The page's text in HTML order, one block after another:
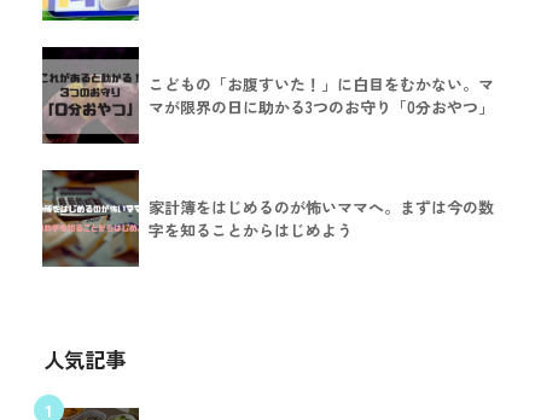
こどもの「お腹すいた！」に白目をむかない。マ
マが限界の日に助かる3つのお守り「0分おやつ」
家計簿をはじめるのが怖いママへ。まずは今の数
字を知ることからはじめよう
人気記事
1